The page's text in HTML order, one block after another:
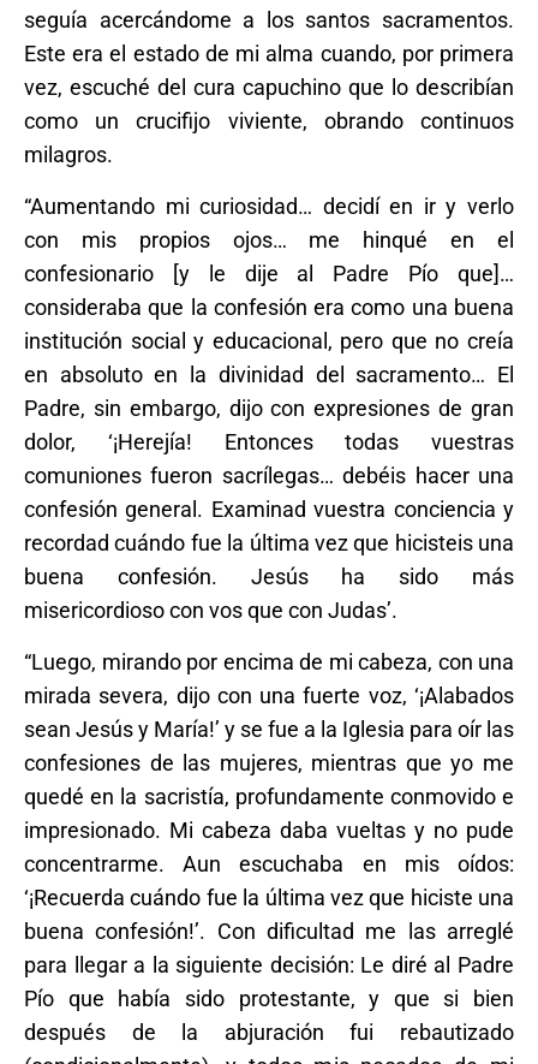
seguía acercándome a los santos sacramentos.
Este era el estado de mi alma cuando, por primera
vez, escuché del cura capuchino que lo describían
como un crucifijo viviente, obrando continuos
milagros.
“Aumentando mi curiosidad… decidí en ir y verlo
con mis propios ojos… me hinqué en el
confesionario [y le dije al Padre Pío que]…
consideraba que la confesión era como una buena
institución social y educacional, pero que no creía
en absoluto en la divinidad del sacramento… El
Padre, sin embargo, dijo con expresiones de gran
dolor, ‘¡Herejía! Entonces todas vuestras
comuniones fueron sacrílegas… debéis hacer una
confesión general. Examinad vuestra conciencia y
recordad cuándo fue la última vez que hicisteis una
buena confesión. Jesús ha sido más
misericordioso con vos que con Judas’.
“Luego, mirando por encima de mi cabeza, con una
mirada severa, dijo con una fuerte voz, ‘¡Alabados
sean Jesús y María!’ y se fue a la Iglesia para oír las
confesiones de las mujeres, mientras que yo me
quedé en la sacristía, profundamente conmovido e
impresionado. Mi cabeza daba vueltas y no pude
concentrarme. Aun escuchaba en mis oídos:
‘¡Recuerda cuándo fue la última vez que hiciste una
buena confesión!’. Con dificultad me las arreglé
para llegar a la siguiente decisión: Le diré al Padre
Pío que había sido protestante, y que si bien
después de la abjuración fui rebautizado